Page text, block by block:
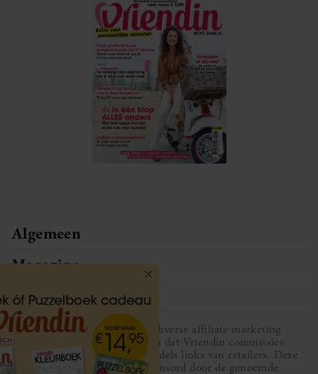
Algemeen
Magazine
Service
Vriendin participeert in diverse affiliate marketing
programma’s, dat houdt in dat Vriendin commissies
ontvangt voor aankopen middels links van retailers. Deze
website wordt niet gesponsord door de genoemde